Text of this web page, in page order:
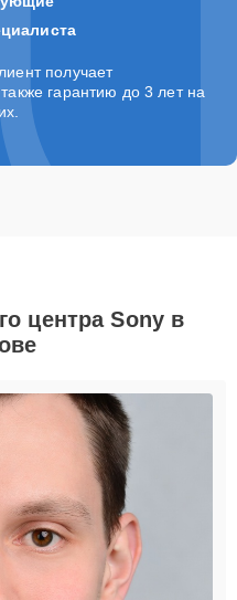
получает
гарантию до 3 лет на
центра Sony в